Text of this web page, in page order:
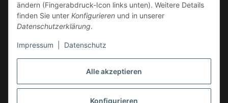
Alle akzeptieren
Konfigurieren
ändern (Fingerabdruck-Icon links unten). Weitere Details
finden Sie unter Konfigurieren und in unserer
Datenschutzerklärung.
Impressum Datenschutz